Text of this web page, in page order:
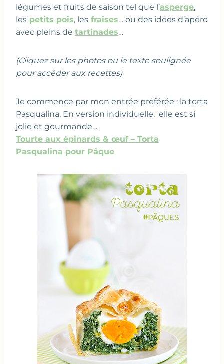
légumes et fruits de saison tel que l’asperge,
les petits pois, les fraises… ou des idées d’apéro
avec pleins de tartinades…
(Cliquez sur les photos ou le texte soulignée
pour accéder aux recettes)
Je commence par mon entrée préférée : la torta
Pasqualina. En version individuelle, elle est si
jolie et gourmande…
Tourte aux épinards & œuf – Torta
Pasqualina pour Pâque